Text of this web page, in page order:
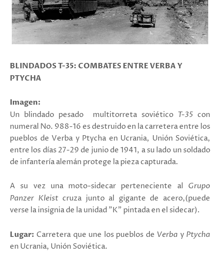
BLINDADOS T-35: COMBATES ENTRE VERBA Y
PTYCHA
Imagen:
Un blindado pesado multitorreta soviético T-35con
numeral No. 988-16 es destruido en la carretera entre los
pueblos de Verba y Ptycha en Ucrania, Unión Soviética,
entre los días 27-29 de junio de 1941, a su lado un soldado
de infantería alemán protege la pieza capturada.
A su vez una moto-sidecar perteneciente al Grupo
Panzer Kleistcruza junto al gigante de acero,(puede
verse la insignia de la unidad "K" pintada en el sidecar).
Lugar: Carretera que une los pueblos de Verba y Ptycha
en Ucrania, Unión Soviética.